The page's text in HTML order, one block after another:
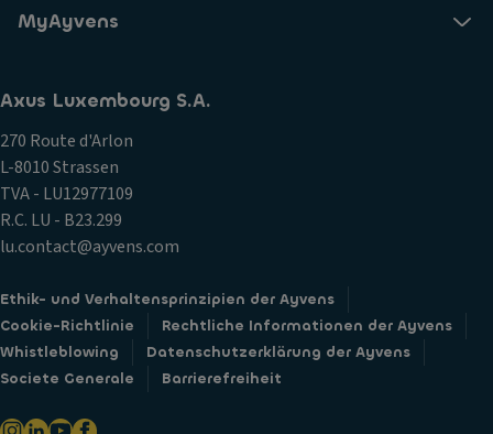
MyAyvens
Axus Luxembourg S.A.
270 Route d'Arlon
L-8010 Strassen
TVA - LU12977109
R.C. LU - B23.299
lu.contact@ayvens.com
Ethik- und Verhaltensprinzipien der Ayvens
Cookie-Richtlinie
Rechtliche Informationen der Ayvens
Whistleblowing
Datenschutzerklärung der Ayvens
Societe Generale
Barrierefreiheit